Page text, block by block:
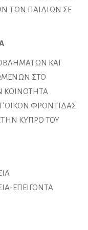
ΤΩΝ ΠΑΙΔΙΩΝ ΣΕ
ΚΑΙ
ΣΤΟ
ΚΟΙΝΟΤΗΤΑ
ΦΡΟΝΤΙΔΑΣ
ΚΥΠΡΟ ΤΟΥ
ΕΠΕΙΓΟΝΤΑ